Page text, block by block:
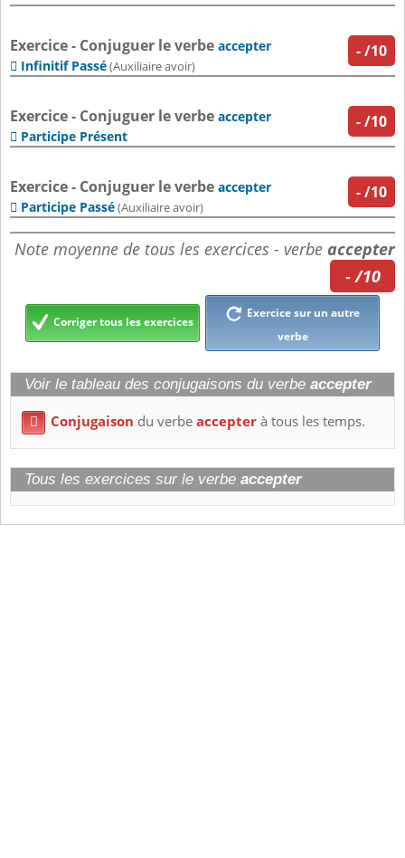
-/10
Exercice - Conjuguer le verbe accepter
 Infinitif Passé(Auxiliaire avoir)
-/10
Exercice - Conjuguer le verbe accepter
 Participe Présent
-/10
Exercice - Conjuguer le verbe accepter
 Participe Passé(Auxiliaire avoir)
Note moyenne de tous les exercices - verbe accepter
- /10
Corriger tous les exercices
Exercice sur un autre
verbe
Voir le tableau des conjugaisons du verbe accepter
 Conjugaison du verbeaccepterà tous les temps.
Tous les exercices sur le verbe accepter